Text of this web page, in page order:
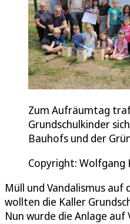
Zum Aufräumtag
Grundschulkinder
Bauhofs und der
Copyright: Wolfgang
Müll und Vandalismus auf
wollten die Kaller
Nun wurde die Anlage